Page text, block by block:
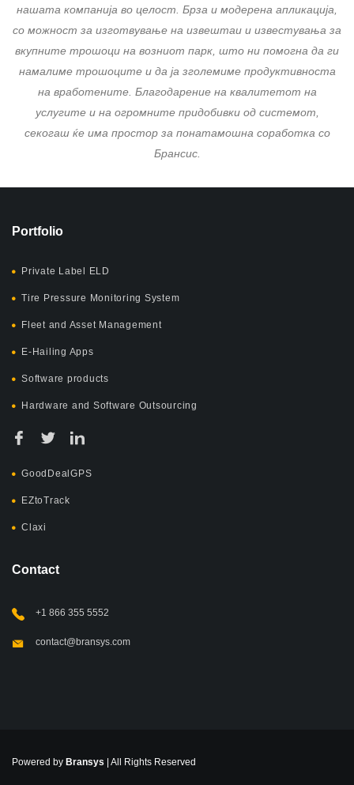
нашата компанија во целост. Брза и модерена апликација,
со можност за изготвување на извештаи и известувања за
вкупните трошоци на возниот парк, што ни помогна да ги
намалиме трошоците и да ја зголемиме продуктивноста
на вработените. Благодарение на квалитетот на
услугите и на огромните придобивки од системот,
секогаш ќе има простор за понатамошна соработка со
Брансис.
Portfolio
Private Label ELD
Tire Pressure Monitoring System
Fleet and Asset Management
E-Hailing Apps
Software products
Hardware and Software Outsourcing
GoodDealGPS
EZtoTrack
Claxi
Contact
+1 866 355 5552
contact@bransys.com
Powered by Bransys | All Rights Reserved